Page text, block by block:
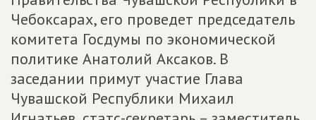
Чебоксарах, его проведет председатель
комитета Госдумы по экономической
политике Анатолий Аксаков. В
заседании примут участие Глава
Чувашской Республики Михаил